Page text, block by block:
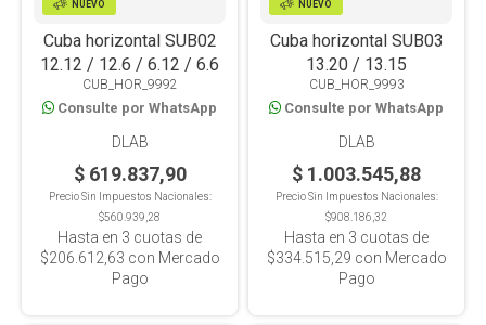
NUEVO
Cuba horizontal SUB02
12.12 / 12.6 / 6.12 / 6.6
CUB_HOR_9992
Consulte por WhatsApp
DLAB
$ 619.837,90
Precio Sin Impuestos Nacionales:
$560.939,28
Hasta en 3 cuotas de
$206.612,63 con Mercado
Pago
NUEVO
Cuba horizontal SUB03
13.20 / 13.15
CUB_HOR_9993
Consulte por WhatsApp
DLAB
$ 1.003.545,88
Precio Sin Impuestos Nacionales:
$908.186,32
Hasta en 3 cuotas de
$334.515,29 con Mercado
Pago